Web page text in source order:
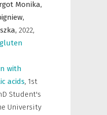
Monika,
2022,
with
acids, 1st
Student's
University